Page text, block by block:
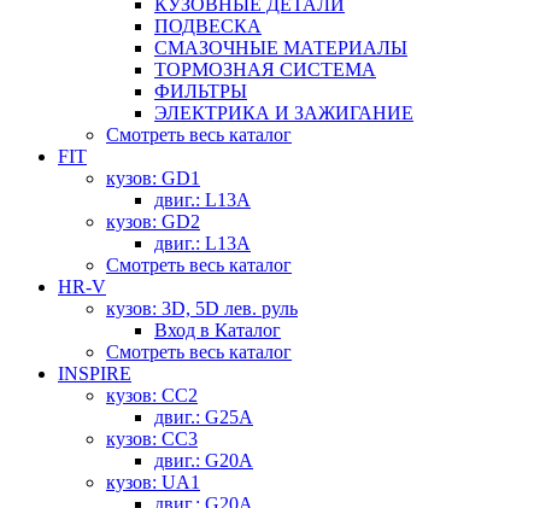
КУЗОВНЫЕ ДЕТАЛИ
ПОДВЕСКА
СМАЗОЧНЫЕ МАТЕРИАЛЫ
ТОРМОЗНАЯ СИСТЕМА
ФИЛЬТРЫ
ЭЛЕКТРИКА И ЗАЖИГАНИЕ
Смотреть весь каталог
FIT
кузов: GD1
двиг.: L13A
кузов: GD2
двиг.: L13A
Смотреть весь каталог
HR-V
кузов: 3D, 5D лев. руль
Вход в Каталог
Смотреть весь каталог
INSPIRE
кузов: CC2
двиг.: G25A
кузов: CC3
двиг.: G20A
кузов: UA1
двиг.: G20A